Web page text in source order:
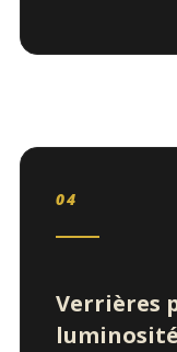
04
Verrières